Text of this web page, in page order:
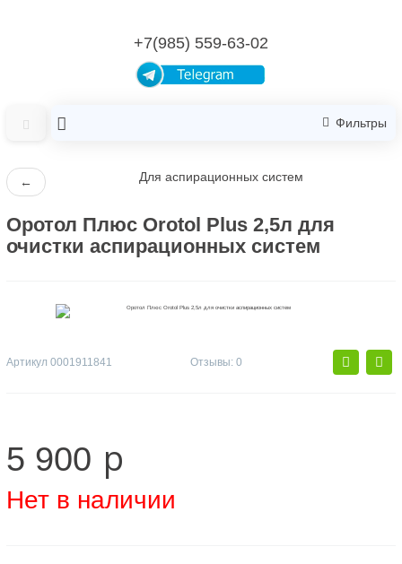
+7(985) 559-63-02
Фильтры
← Для аспирационных систем
Оротол Плюс Orotol Plus 2,5л для
очистки аспирационных систем
Артикул 0001911841 Отзывы: 0
5 900 p
Нет в наличии